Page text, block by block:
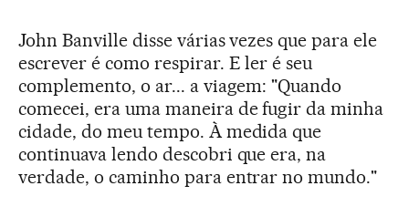
John Banville disse várias vezes que para ele
escrever é como respirar. E ler é seu
complemento, o ar... a viagem: "Quando
comecei, era uma maneira de fugir da minha
cidade, do meu tempo. À medida que
continuava lendo descobri que era, na
verdade, o caminho para entrar no mundo."